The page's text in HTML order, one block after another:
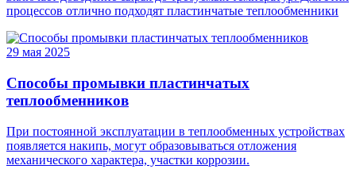
процессов отлично подходят пластинчатые теплообменники
29 мая 2025
Способы промывки пластинчатых
теплообменников
При постоянной эксплуатации в теплообменных устройствах
появляется накипь, могут образовываться отложения
механического характера, участки коррозии.